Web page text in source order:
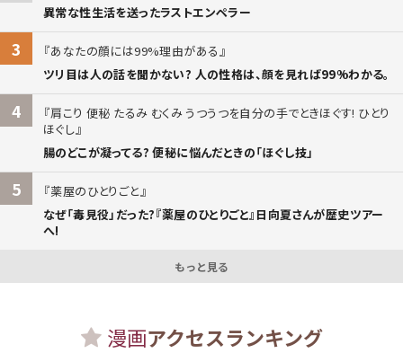
異常な性生活を送ったラストエンペラー
3
あなたの顔には99%理由がある
ツリ目は人の話を聞かない? 人の性格は、顔を見れば99%わかる。
4
肩こり 便秘 たるみ むくみ うつうつを自分の手でときほぐす! ひとり
ほぐし
腸のどこが凝ってる? 便秘に悩んだときの「ほぐし技」
5
薬屋のひとりごと
なぜ「毒見役」だった?『薬屋のひとりごと』日向夏さんが歴史ツアー
へ!
もっと見る
漫画アクセスランキング